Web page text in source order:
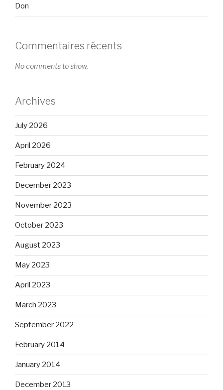
Don
Commentaires récents
No comments to show.
Archives
July 2026
April 2026
February 2024
December 2023
November 2023
October 2023
August 2023
May 2023
April 2023
March 2023
September 2022
February 2014
January 2014
December 2013